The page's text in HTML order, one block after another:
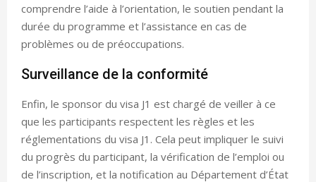
comprendre l’aide à l’orientation, le soutien pendant la
durée du programme et l’assistance en cas de
problèmes ou de préoccupations.
Surveillance de la conformité
Enfin, le sponsor du visa J1 est chargé de veiller à ce
que les participants respectent les règles et les
réglementations du visa J1. Cela peut impliquer le suivi
du progrès du participant, la vérification de l’emploi ou
de l’inscription, et la notification au Département d’État